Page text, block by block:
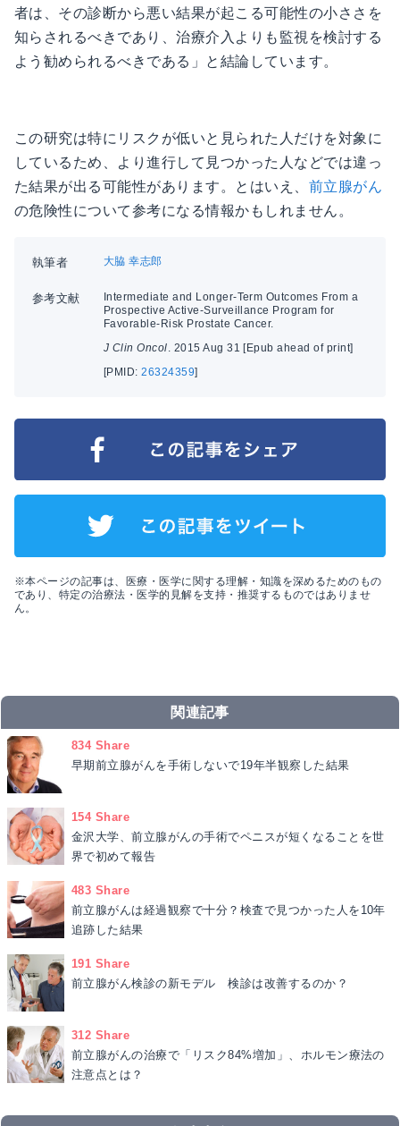
者は、その診断から悪い結果が起こる可能性の小ささを
知らされるべきであり、治療介入よりも監視を検討する
よう勧められるべきである」と結論しています。
この研究は特にリスクが低いと見られた人だけを対象に
しているため、より進行して見つかった人などでは違っ
た結果が出る可能性があります。とはいえ、 前立腺がん
の危険性について参考になる情報かもしれません。
執筆者 大脇 幸志郎
参考文献
Intermediate and Longer-Term Outcomes From a
Prospective Active-Surveillance Program for
Favorable-Risk Prostate Cancer.
J Clin Oncol . 2015 Aug 31 [Epub ahead of print]
[PMID:26324359]
※本ページの記事は、医療・医学に関する理解・知識を深めるためのもの
であり、特定の治療法・医学的見解を支持・推奨するものではありませ
ん。
関連記事
834 Share
早期前立腺がんを手術しないで19年半観察した結果
154 Share
金沢大学、前立腺がんの手術でペニスが短くなることを世
界で初めて報告
483 Share
前立腺がんは経過観察で十分？検査で見つかった人を10年
追跡した結果
191 Share
前立腺がん検診の新モデル 検診は改善するのか？
312 Share
前立腺がんの治療で「リスク84%増加」、ホルモン療法の
注意点とは？